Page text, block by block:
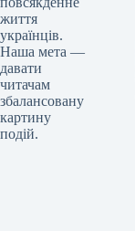
життя
українців.
Наша мета —
давати
читачам
збалансовану
картину
подій.